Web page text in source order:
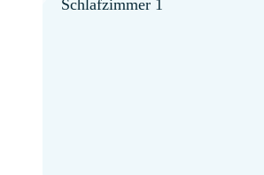
Schlafzimmer 1